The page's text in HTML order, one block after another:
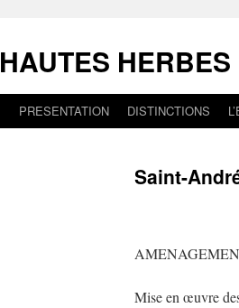
contenu
HAUTES
PRESENTATION DISTINCTIONS
Saint-
Mise en œuvre